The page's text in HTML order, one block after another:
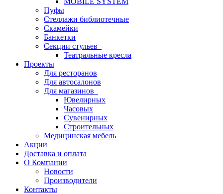
Пуфы
Стеллажи библиотечные
Скамейки
Банкетки
Секции стульев
Театральные кресла
Проекты
Для ресторанов
Для автосалонов
Для магазинов
Ювелирных
Часовых
Сувенирных
Строительных
Медицинская мебель
Акции
Доставка и оплата
О Компании
Новости
Производители
Контакты